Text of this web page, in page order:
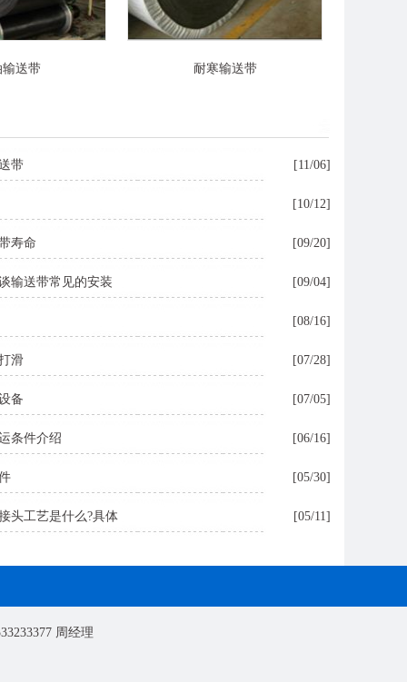
送带 耐寒输送带
带 [11/06]
[10/12]
寿命 [09/20]
输送带常见的安装 [09/04]
[08/16]
滑 [07/28]
备 [07/05]
条件介绍 [06/16]
[05/30]
头工艺是什么?具体 [05/11]
周经理